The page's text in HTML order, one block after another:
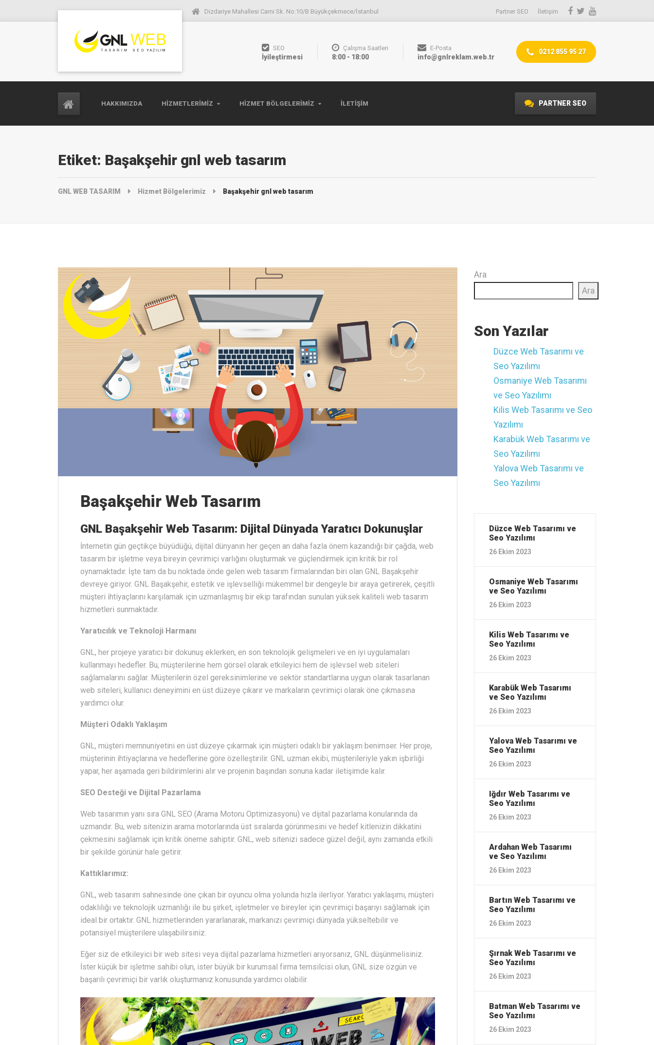
Dizdariye Mahallesi Cami Sk. No:10/B Büyükçekmece/İstanbul Partner SEO İletişim
PARTNER SEO
HAKKIMIZDA HIZMETLERIMIZ HIZMET BÖLGELERIMIZ İLETIŞIM
SEO
İyileştirmesi
Çalışma Saatleri
8:00 - 18:00
E-Posta
info@gnlreklam.web.tr
0212 855 95 27
Etiket: Başakşehir gnl web tasarım
GNL WEB TASARIM Hizmet Bölgelerimiz Başakşehir gnl web tasarım
Başakşehir Web Tasarım
GNL Başakşehir Web Tasarım: Dijital Dünyada Yaratıcı Dokunuşlar
İnternetin gün geçtikçe büyüdüğü, dijital dünyanın her geçen an daha fazla önem kazandığı bir çağda, web
tasarım bir işletme veya bireyin çevrimiçi varlığını oluşturmak ve güçlendirmek için kritik bir rol
oynamaktadır. İşte tam da bu noktada önde gelen web tasarım firmalarından biri olan GNL Başakşehir
devreye giriyor. GNL Başakşehir, estetik ve işlevselliği mükemmel bir dengeyle bir araya getirerek, çeşitli
müşteri ihtiyaçlarını karşılamak için uzmanlaşmış bir ekip tarafından sunulan yüksek kaliteli web tasarım
hizmetleri sunmaktadır.
Yaratıcılık ve Teknoloji Harmanı
GNL, her projeye yaratıcı bir dokunuş eklerken, en son teknolojik gelişmeleri ve en iyi uygulamaları
kullanmayı hedefler. Bu, müşterilerine hem görsel olarak etkileyici hem de işlevsel web siteleri
sağlamalarını sağlar. Müşterilerin özel gereksinimlerine ve sektör standartlarına uygun olarak tasarlanan
web siteleri, kullanıcı deneyimini en üst düzeye çıkarır ve markaların çevrimiçi olarak öne çıkmasına
yardımcı olur.
Müşteri Odaklı Yaklaşım
GNL, müşteri memnuniyetini en üst düzeye çıkarmak için müşteri odaklı bir yaklaşım benimser. Her proje,
müşterinin ihtiyaçlarına ve hedeflerine göre özelleştirilir. GNL uzman ekibi, müşterileriyle yakın işbirliği
yapar, her aşamada geri bildirimlerini alır ve projenin başından sonuna kadar iletişimde kalır.
SEO Desteği ve Dijital Pazarlama
Web tasarımın yanı sıra GNL SEO (Arama Motoru Optimizasyonu) ve dijital pazarlama konularında da
uzmandır. Bu, web sitenizin arama motorlarında üst sıralarda görünmesini ve hedef kitlenizin dikkatini
çekmesini sağlamak için kritik öneme sahiptir. GNL, web sitenizi sadece güzel değil, aynı zamanda etkili
bir şekilde görünür hale getirir.
Kattıklarımız:
GNL, web tasarım sahnesinde öne çıkan bir oyuncu olma yolunda hızla ilerliyor. Yaratıcı yaklaşımı, müşteri
odaklılığı ve teknolojik uzmanlığı ile bu şirket, işletmeler ve bireyler için çevrimiçi başarıyı sağlamak için
ideal bir ortaktır. GNL hizmetlerinden yararlanarak, markanızı çevrimiçi dünyada yükseltebilir ve
potansiyel müşterilere ulaşabilirsiniz.
Eğer siz de etkileyici bir web sitesi veya dijital pazarlama hizmetleri arıyorsanız, GNL düşünmelisiniz.
İster küçük bir işletme sahibi olun, ister büyük bir kurumsal firma temsilcisi olun, GNL size özgün ve
başarılı çevrimiçi bir varlık oluşturmanız konusunda yardımcı olabilir.
Ara
Ara
Son Yazılar
Düzce ‎Web Tasarımı ve
Seo Yazılımı
Osmaniye ‎Web Tasarımı
ve Seo Yazılımı
Kilis ‎Web Tasarımı ve Seo
Yazılımı
Karabük ‎Web Tasarımı ve
Seo Yazılımı
Yalova ‎Web Tasarımı ve
Seo Yazılımı
Düzce ‎Web Tasarımı ve
Seo Yazılımı
26 Ekim 2023
Osmaniye ‎Web Tasarımı
ve Seo Yazılımı
26 Ekim 2023
Kilis ‎Web Tasarımı ve
Seo Yazılımı
26 Ekim 2023
Karabük ‎Web Tasarımı
ve Seo Yazılımı
26 Ekim 2023
Yalova ‎Web Tasarımı ve
Seo Yazılımı
26 Ekim 2023
Iğdır ‎Web Tasarımı ve
Seo Yazılımı
26 Ekim 2023
Ardahan ‎Web Tasarımı
ve Seo Yazılımı
26 Ekim 2023
Bartın ‎Web Tasarımı ve
Seo Yazılımı
26 Ekim 2023
Şırnak ‎Web Tasarımı ve
Seo Yazılımı
26 Ekim 2023
Batman ‎Web Tasarımı ve
Seo Yazılımı
26 Ekim 2023